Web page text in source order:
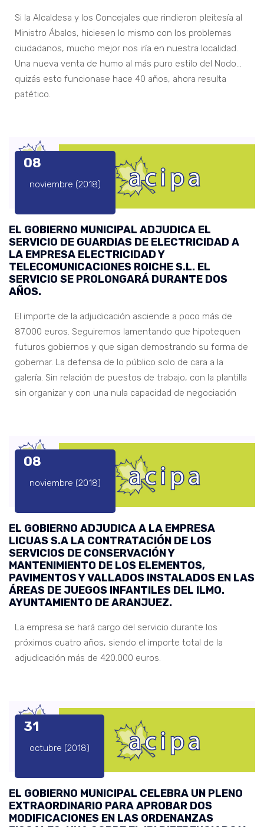
Si la Alcaldesa y los Concejales que rindieron pleitesía al
Ministro Ábalos, hiciesen lo mismo con los problemas
ciudadanos, mucho mejor nos iría en nuestra localidad.
Una nueva venta de humo al más puro estilo del Nodo…
quizás esto funcionase hace 40 años, ahora resulta
patético.
08
noviembre (2018)
EL GOBIERNO MUNICIPAL ADJUDICA EL
SERVICIO DE GUARDIAS DE ELECTRICIDAD A
LA EMPRESA ELECTRICIDAD Y
TELECOMUNICACIONES ROICHE S.L. EL
SERVICIO SE PROLONGARÁ DURANTE DOS
AÑOS.
El importe de la adjudicación asciende a poco más de
87.000 euros. Seguiremos lamentando que hipotequen
futuros gobiernos y que sigan demostrando su forma de
gobernar. La defensa de lo público solo de cara a la
galería. Sin relación de puestos de trabajo, con la plantilla
sin organizar y con una nula capacidad de negociación
08
noviembre (2018)
EL GOBIERNO ADJUDICA A LA EMPRESA
LICUAS S.A LA CONTRATACIÓN DE LOS
SERVICIOS DE CONSERVACIÓN Y
MANTENIMIENTO DE LOS ELEMENTOS,
PAVIMENTOS Y VALLADOS INSTALADOS EN LAS
ÁREAS DE JUEGOS INFANTILES DEL ILMO.
AYUNTAMIENTO DE ARANJUEZ.
La empresa se hará cargo del servicio durante los
próximos cuatro años, siendo el importe total de la
adjudicación más de 420.000 euros.
31
octubre (2018)
EL GOBIERNO MUNICIPAL CELEBRA UN PLENO
EXTRAORDINARIO PARA APROBAR DOS
MODIFICACIONES EN LAS ORDENANZAS